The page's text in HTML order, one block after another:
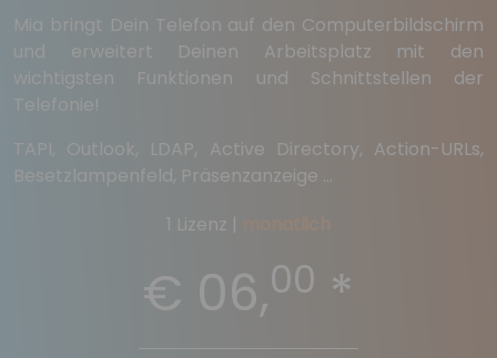
Mia bringt Dein Telefon auf den Computerbildschirm
und erweitert Deinen Arbeitsplatz mit den
wichtigsten Funktionen und Schnittstellen der
Telefonie!
TAPI, Outlook, LDAP, Active Directory, Action-URLs,
Besetzlampenfeld, Präsenzanzeige ...
1 Lizenz |
€ 06,00 *